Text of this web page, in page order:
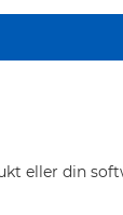
eller din